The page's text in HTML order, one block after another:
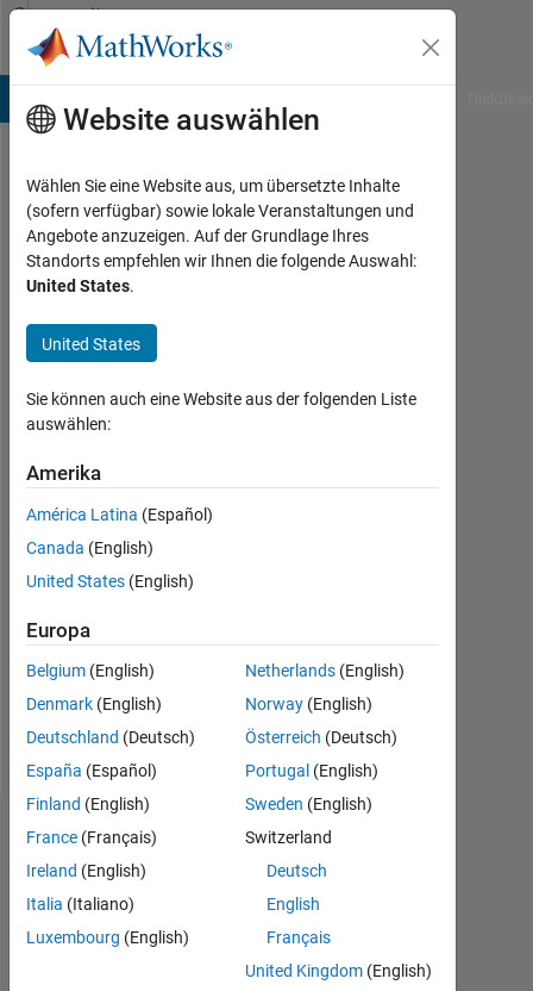
Weiter zum Inhalt
Community
Profile
Antonio
Rubio
Last
mehr
als 2
Jahre
Aktiv
seit
2019
0
Following:
0
Follow
Dashboard
Statistik
MATLAB Answers
Website auswählen
Wählen Sie eine Website aus, um übersetzte Inhalte
(sofern verfügbar) sowie lokale Veranstaltungen und
Angebote anzuzeigen. Auf der Grundlage Ihres
Standorts empfehlen wir Ihnen die folgende Auswahl:
United States.
United States
Sie können auch eine Website aus der folgenden Liste
auswählen:
Amerika
América Latina (Español)
Canada (English)
United States (English)
Europa
Belgium (English)
Denmark (English)
Deutschland (Deutsch)
España (Español)
Finland (English)
France (Français)
Ireland (English)
Italia (Italiano)
Luxembourg (English)
Netherlands (English)
Norway (English)
Österreich (Deutsch)
Portugal (English)
Sweden (English)
Switzerland
Deutsch
English
Français
United Kingdom (English)